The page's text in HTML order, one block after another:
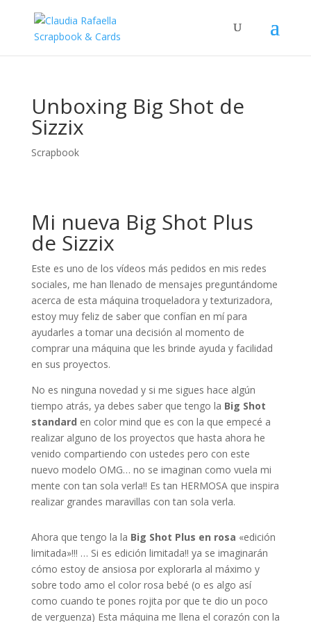
Unboxing Big Shot de
Sizzix
Scrapbook
Mi nueva Big Shot Plus
de Sizzix
Este es uno de los vídeos más pedidos en mis redes
sociales, me han llenado de mensajes preguntándome
acerca de esta máquina troqueladora y texturizadora,
estoy muy feliz de saber que confían en mí para
ayudarles a tomar una decisión al momento de
comprar una máquina que les brinde ayuda y facilidad
en sus proyectos.
No es ninguna novedad y si me sigues hace algún
tiempo atrás, ya debes saber que tengo la Big Shot
standard en color mind que es con la que empecé a
realizar alguno de los proyectos que hasta ahora he
venido compartiendo con ustedes pero con este
nuevo modelo OMG… no se imaginan como vuela mi
mente con tan sola verla!! Es tan HERMOSA que inspira
realizar grandes maravillas con tan sola verla.
Ahora que tengo la la Big Shot Plus en rosa «edición
limitada»!!! … Si es edición limitada!! ya se imaginarán
cómo estoy de ansiosa por explorarla al máximo y
sobre todo amo el color rosa bebé (o es algo así
como cuando te pones rojita por que te dio un poco
de verguenza) Esta máquina me llena el corazón con la